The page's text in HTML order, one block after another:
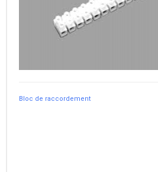
Bloc de raccordement